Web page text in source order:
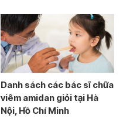
Danh sách các bác sĩ chữa
viêm amidan giỏi tại Hà
Nội, Hồ Chí Minh